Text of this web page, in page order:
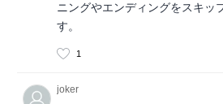
ニングやエンディングをスキッ
す。
1
joker